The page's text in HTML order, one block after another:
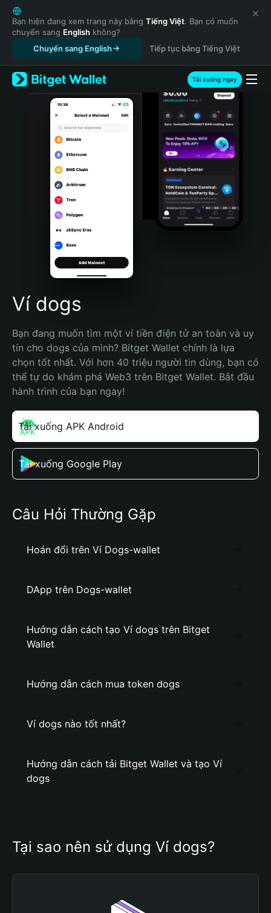
English
日本語
Tiếng Việt
Русский
Español (Latinoamérica)
Türkçe
Italiano
Português (Portugal)
Bahasa Indonesia
Português (Brasil)
Español (Argentina)
Bạn hiện đang xem trang này bằng Tiếng Việt. Bạn có muốn
chuyển sang English không?
Chuyển sang English
Tiếp tục bằng Tiếng Việt
Tải xuống ngay
Ví dogs
Bạn đang muốn tìm một ví tiền điện tử an toàn và uy
tín cho dogs của mình? Bitget Wallet chính là lựa
chọn tốt nhất. Với hơn 40 triệu người tin dùng, bạn có
thể tự do khám phá Web3 trên Bitget Wallet. Bắt đầu
hành trình của bạn ngay!
Tải xuống APK Android
Tải xuống Google Play
Câu Hỏi Thường Gặp
Hoán đổi trên Ví Dogs-wallet
DApp trên Dogs-wallet
Hướng dẫn cách tạo Ví dogs trên Bitget
Wallet
Hướng dẫn cách mua token dogs
Ví dogs nào tốt nhất?
Hướng dẫn cách tải Bitget Wallet và tạo Ví
dogs
Tại sao nên sử dụng Ví dogs?